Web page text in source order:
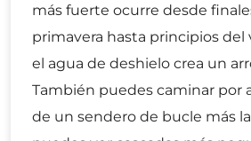
más fuerte ocurre desde
primavera hasta principios del
el agua de deshielo crea un
También puedes caminar por
de un sendero de bucle más